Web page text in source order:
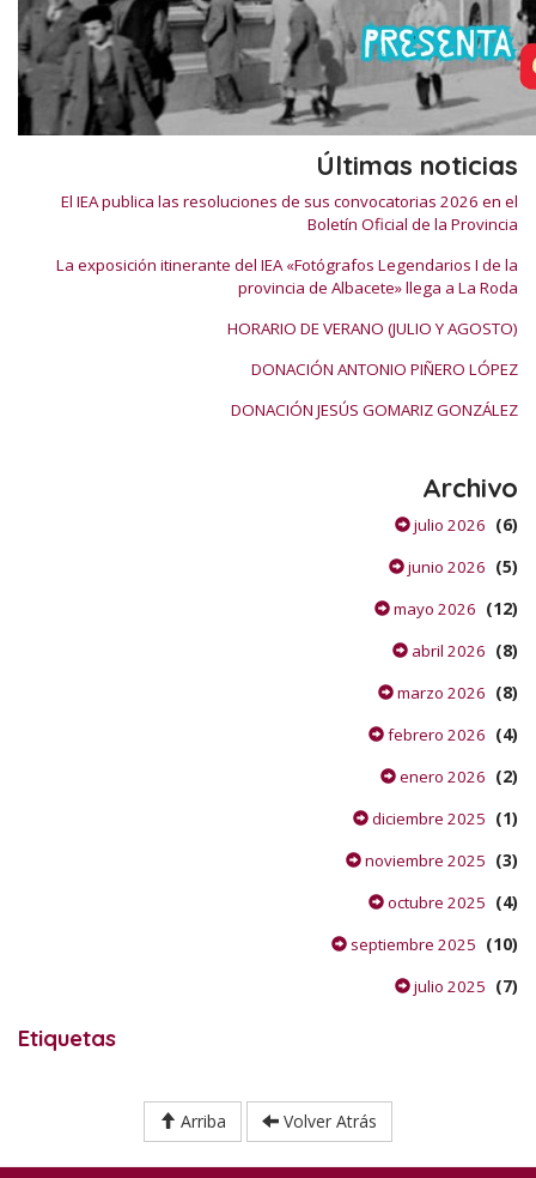
Últimas noticias
El IEA publica las resoluciones de sus convocatorias 2026 en el
Boletín Oficial de la Provincia
La exposición itinerante del IEA «Fotógrafos Legendarios I de la
provincia de Albacete» llega a La Roda
HORARIO DE VERANO (JULIO Y AGOSTO)
DONACIÓN ANTONIO PIÑERO LÓPEZ
DONACIÓN JESÚS GOMARIZ GONZÁLEZ
Archivo
julio 2026 (6)
junio 2026 (5)
mayo 2026 (12)
abril 2026 (8)
marzo 2026 (8)
febrero 2026 (4)
enero 2026 (2)
diciembre 2025 (1)
noviembre 2025 (3)
octubre 2025 (4)
septiembre 2025 (10)
julio 2025 (7)
Etiquetas
Arriba Volver Atrás